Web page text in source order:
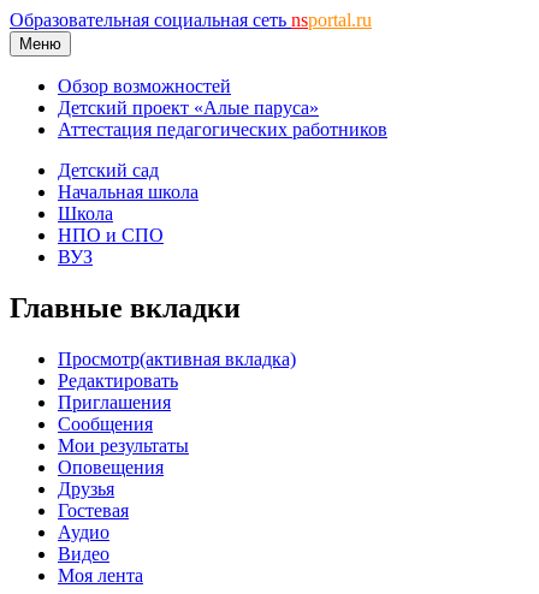
Образовательная социальная сеть nsportal.ru
Меню
Обзор возможностей
Детский проект «Алые паруса»
Аттестация педагогических работников
Детский сад
Начальная школа
Школа
НПО и СПО
ВУЗ
Главные вкладки
Просмотр(активная вкладка)
Редактировать
Приглашения
Сообщения
Мои результаты
Оповещения
Друзья
Гостевая
Аудио
Видео
Моя лента